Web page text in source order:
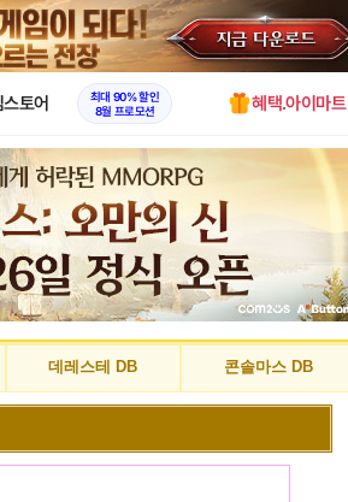
X
토어
최대 90% 할인
8월 프로모션
혜택.아이마트
데레스테 DB 콘솔마스 DB